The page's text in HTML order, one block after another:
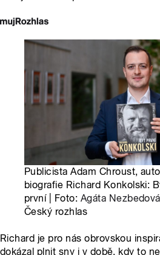
Publicista Adam Chroust,
biografie Richard Konkolski:
první | Foto: Agáta Nezbedová
Český rozhlas
Richard je pro nás obrovskou
dokázal plnit sny i v době, kdy to